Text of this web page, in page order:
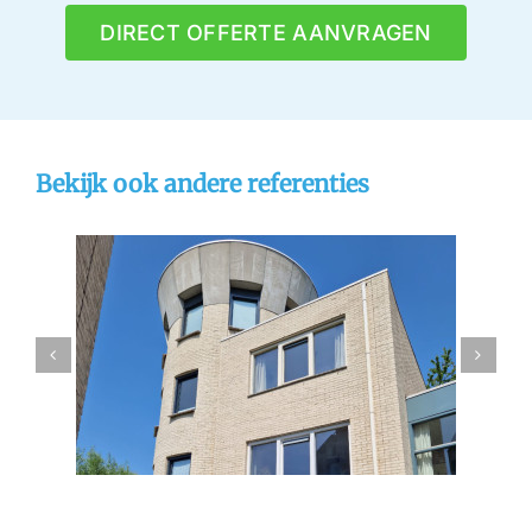
DIRECT OFFERTE AANVRAGEN
Bekijk ook andere referenties
Gevelrenovatie Dordrecht
gevelreiniging referentie stralen